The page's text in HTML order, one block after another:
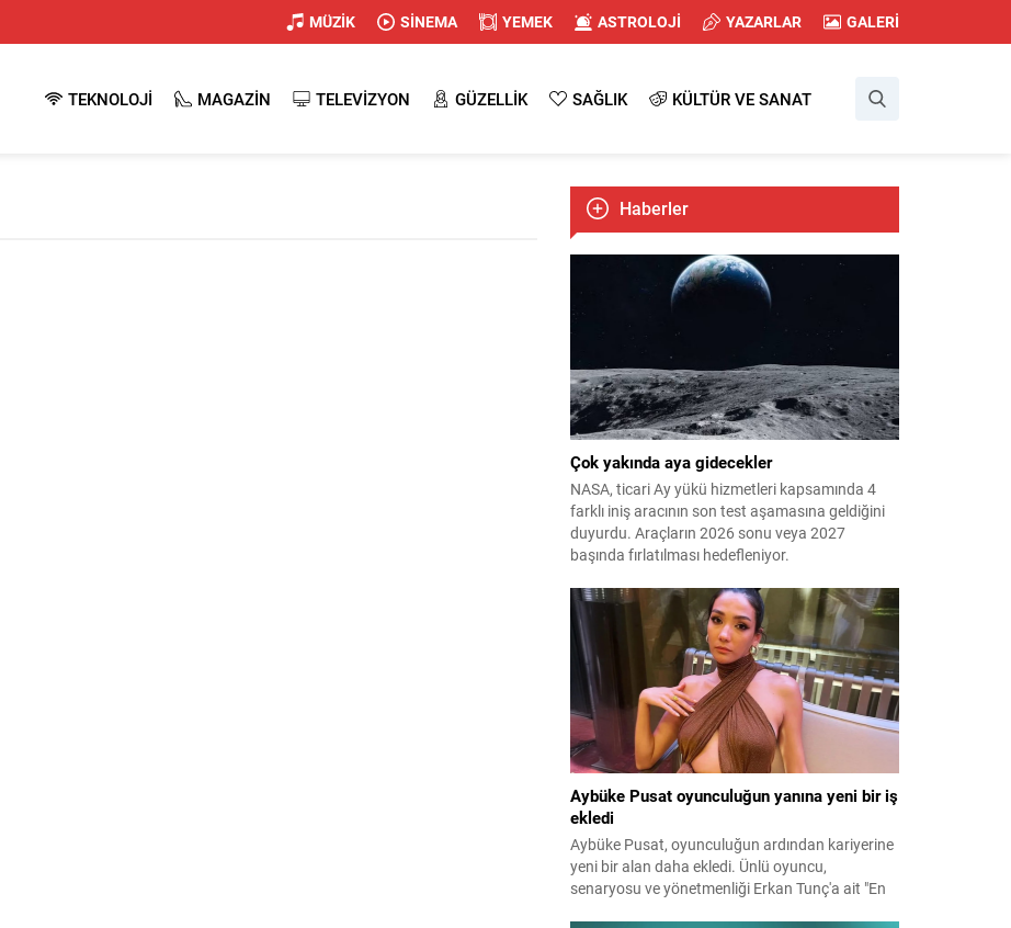
MÜZİK SİNEMA YEMEK ASTROLOJİ YAZARLAR GALERİ
TEKNOLOJİ MAGAZİN TELEVİZYON GÜZELLİK SAĞLIK KÜLTÜR VE SANAT
Haberler
Çok yakında aya gidecekler
NASA, ticari Ay yükü hizmetleri kapsamında 4
farklı iniş aracının son test aşamasına geldiğini
duyurdu. Araçların 2026 sonu veya 2027
başında fırlatılması hedefleniyor.
Aybüke Pusat oyunculuğun yanına yeni bir iş
ekledi
Aybüke Pusat, oyunculuğun ardından kariyerine
yeni bir alan daha ekledi. Ünlü oyuncu,
senaryosu ve yönetmenliği Erkan Tunç'a ait "En